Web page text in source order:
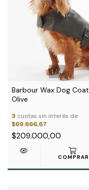
1/4
Barbour Wax Dog Coat
Olive
3 cuotas sin interés de
$69.666,67
$209.000,00
COMPRAR